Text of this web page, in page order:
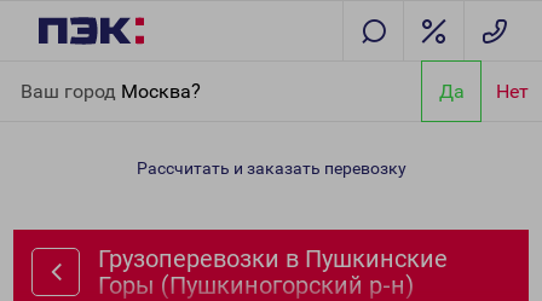
Ваш город Москва? Да Нет
(Пушкиногорский р-н)
Рассчитать и заказать перевозку
Грузоперевозки в Пушкинские
Горы (Пушкиногорский р-н)